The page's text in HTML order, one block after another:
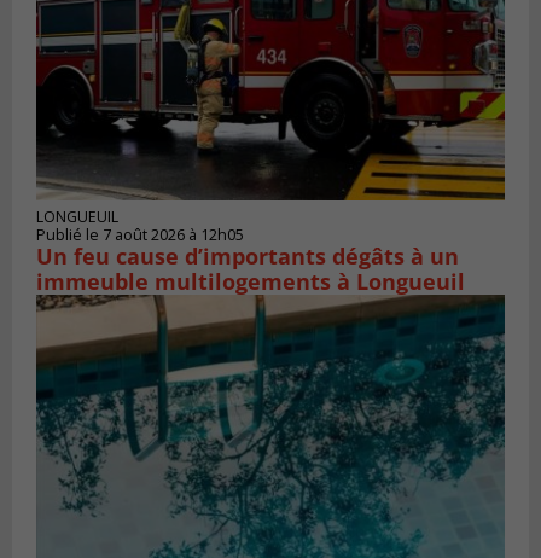
LONGUEUIL
Publié le 7 août 2026 à 12h05
Un feu cause d’importants dégâts à un
immeuble multilogements à Longueuil